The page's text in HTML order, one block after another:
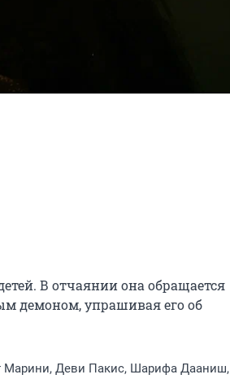
В отчаянии она обращается
демоном, упрашивая его об
Марини, Деви Пакис, Шарифа Дааниш,